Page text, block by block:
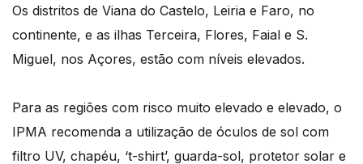
Os distritos de Viana do Castelo, Leiria e Faro, no
continente, e as ilhas Terceira, Flores, Faial e S.
Miguel, nos Açores, estão com níveis elevados.
Para as regiões com risco muito elevado e elevado, o
IPMA recomenda a utilização de óculos de sol com
filtro UV, chapéu, ‘t-shirt’, guarda-sol, protetor solar e